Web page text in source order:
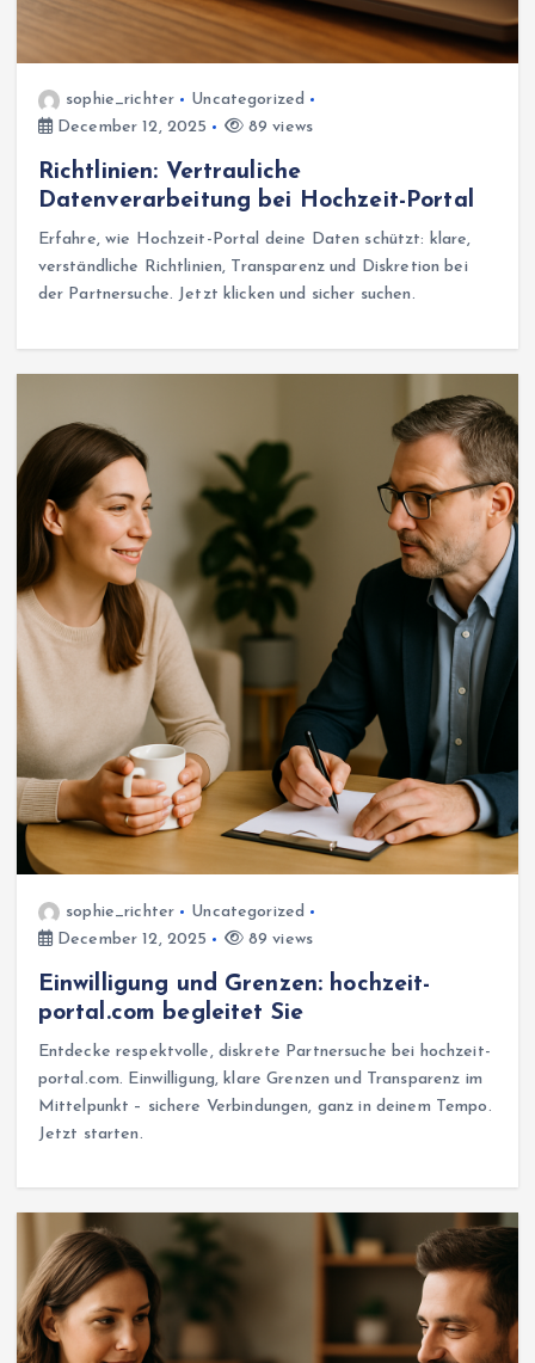
sophie_richter
Uncategorized
December 12, 2025
89 views
Richtlinien: Vertrauliche
Datenverarbeitung bei Hochzeit-Portal
Erfahre, wie Hochzeit-Portal deine Daten schützt: klare,
verständliche Richtlinien, Transparenz und Diskretion bei
der Partnersuche. Jetzt klicken und sicher suchen.
sophie_richter
Uncategorized
December 12, 2025
89 views
Einwilligung und Grenzen: hochzeit-
portal.com begleitet Sie
Entdecke respektvolle, diskrete Partnersuche bei hochzeit-
portal.com. Einwilligung, klare Grenzen und Transparenz im
Mittelpunkt – sichere Verbindungen, ganz in deinem Tempo.
Jetzt starten.